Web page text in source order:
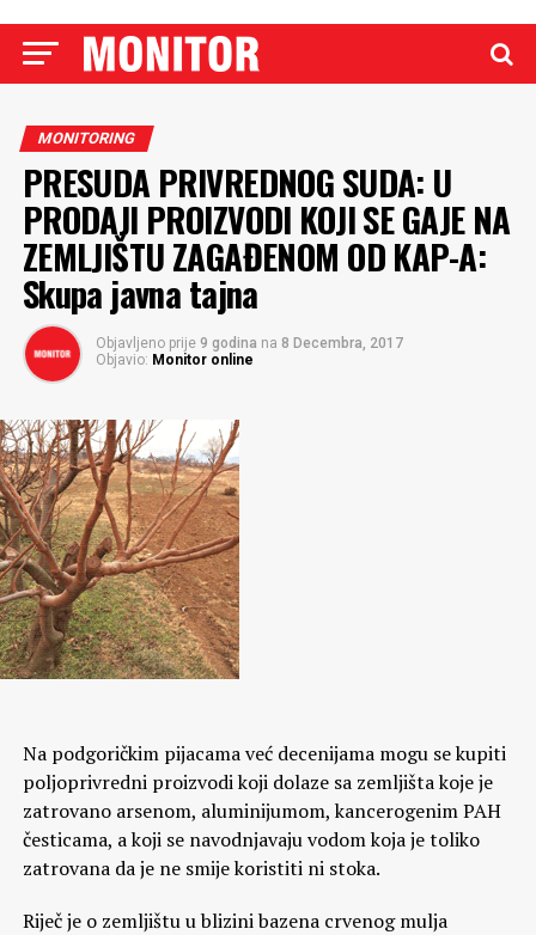
MONITORING
PRESUDA PRIVREDNOG SUDA: U
PRODAJI PROIZVODI KOJI SE GAJE NA
ZEMLJIŠTU ZAGAĐENOM OD KAP-A:
Skupa javna tajna
Objavljeno prije 9 godina na 8 Decembra, 2017
Objavio: Monitor online
Na podgoričkim pijacama već decenijama mogu se kupiti
poljoprivredni proizvodi koji dolaze sa zemljišta koje je
zatrovano arsenom, aluminijumom, kancerogenim PAH
česticama, a koji se navodnjavaju vodom koja je toliko
zatrovana da je ne smije koristiti ni stoka.
Riječ je o zemljištu u blizini bazena crvenog mulja